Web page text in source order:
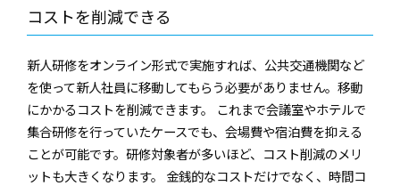
コストを削減できる
新人研修をオンライン形式で実施すれば、公共交通機関など
を使って新人社員に移動してもらう必要がありません。移動
にかかるコストを削減できます。 これまで会議室やホテルで
集合研修を行っていたケースでも、会場費や宿泊費を抑える
ことが可能です。研修対象者が多いほど、コスト削減のメリ
ットも大きくなります。 金銭的なコストだけでなく、時間コ